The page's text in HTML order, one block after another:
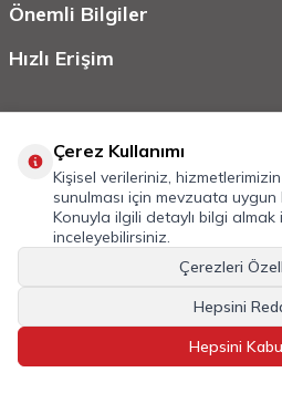
Önemli Bilgiler
Hızlı Erişim
Tüm Hakkı Saklıdır.
E-Ticaret
Çerez Kullanımı
Kişisel verileriniz,
sunulması için mevzuata
Konuyla ilgili detaylı bilgi almak
inceleyebilirsiniz.
Çerezleri
Hepsini
Hepsini